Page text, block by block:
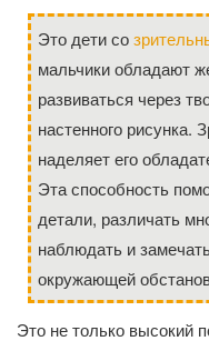
Это дети со
мальчики обладают
развиваться через
настенного рисунка.
наделяет его
Эта способность
детали, различать
наблюдать и
окружающей
Это не только высокий